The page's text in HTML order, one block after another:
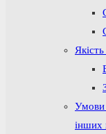
Умови
інших